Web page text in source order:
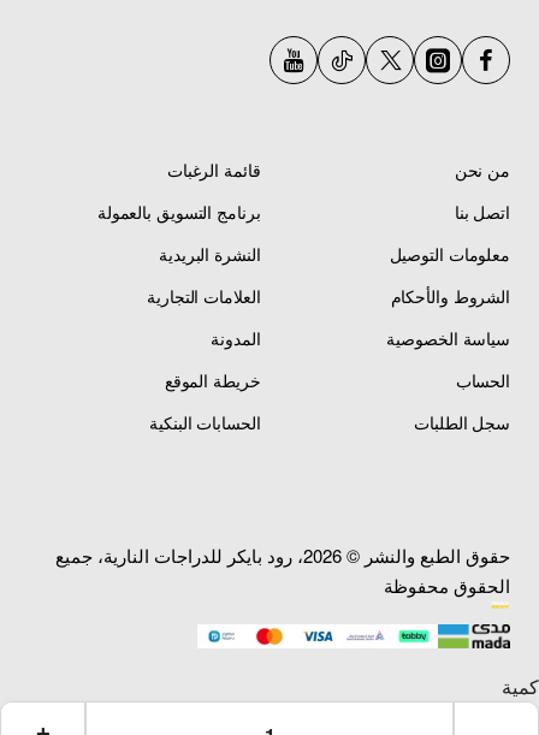
من نحن
اتصل بنا
معلومات التوصيل
الشروط والأحكام
سياسة الخصوصية
الحساب
سجل الطلبات
قائمة الرغبات
برنامج التسويق بالعمولة
النشرة البريدية
العلامات التجارية
المدونة
خريطة الموقع
الحسابات البنكية
حقوق الطبع والنشر © 2026، رود بايكر للدراجات النارية، جميع
الحقوق محفوظة